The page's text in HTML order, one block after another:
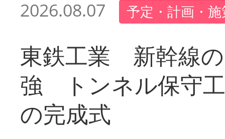
2026.08.07 予定・計画・
東鉄工業 新幹線
強 トンネル保守
の完成式